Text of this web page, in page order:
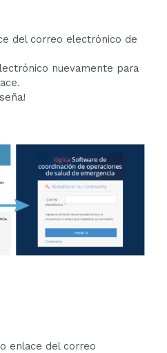
del correo electrónico de
nuevamente para
enlace del correo